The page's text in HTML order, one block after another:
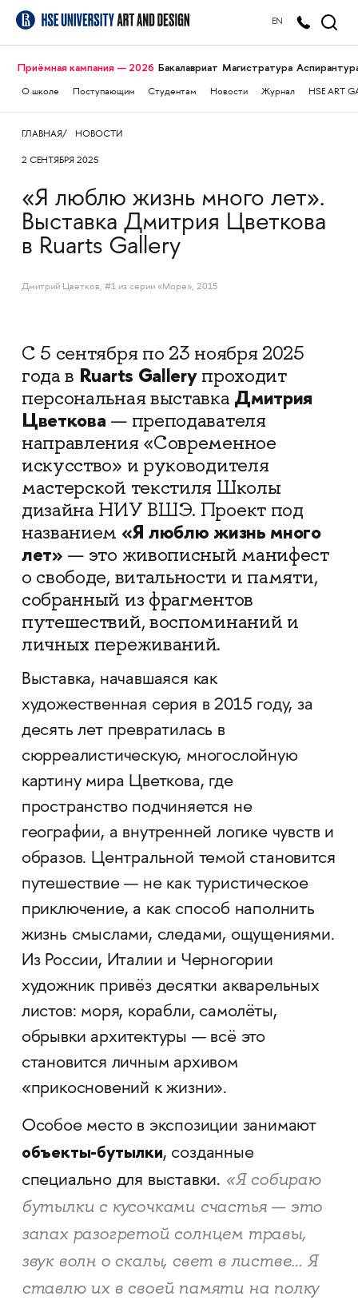
EN
Приёмная кампания — 2026 Бакалавриат Магистратура
О школе Поступающим Студентам Новости Журнал HSE ART
ГЛАВНАЯ НОВОСТИ
2 СЕНТЯБРЯ 2025
«Я люблю жизнь много лет».
Выставка Дмитрия Цветкова
в Ruarts Gallery
Дмитрий Цветков, #1 из серии «Море», 2015
С 5 сентября по 23 ноября 2025
года в Ruarts Galleryпроходит
персональная выставка Дмитрия
Цветкова — преподавателя
направления «Современное
искусство» и руководителя
мастерской текстиля Школы
дизайна НИУ ВШЭ. Проект под
названием «Я люблю жизнь много
лет» — это живописный манифест
о свободе, витальности и памяти,
собранный из фрагментов
путешествий, воспоминаний и
личных переживаний.
Выставка, начавшаяся как
художественная серия в 2015 году, за
десять лет превратилась в
сюрреалистическую, многослойную
картину мира Цветкова, где
пространство подчиняется не
географии, а внутренней логике чувств и
образов. Центральной темой становится
путешествие — не как туристическое
приключение, а как способ наполнить
жизнь смыслами, следами, ощущениями.
Из России, Италии и Черногории
художник привёз десятки акварельных
листов: моря, корабли, самолёты,
обрывки архитектуры — всё это
становится личным архивом
«прикосновений к жизни».
Особое место в экспозиции занимают
объекты-бутылки, созданные
специально для выставки. «Я собираю
бутылки с кусочками счастья — это
запах разогретой солнцем травы,
звук волн о скалы, свет в листве… Я
ставлю их в своей памяти на полку